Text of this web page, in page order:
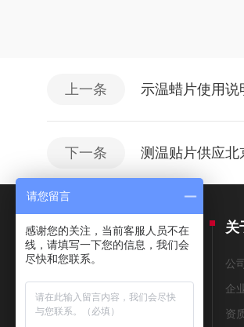
上一条 示温蜡片使用说
下一条 测温贴片供应北
产品中心
THERMAX测温纸
测温笔
关
公
企
资
请您留言
感谢您的关注，当前客服人员不在
线，请填写一下您的信息，我们会
尽快和您联系。